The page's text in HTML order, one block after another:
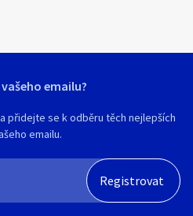
emailu?
přidejte se k odběru těch nejlepších
emailu.